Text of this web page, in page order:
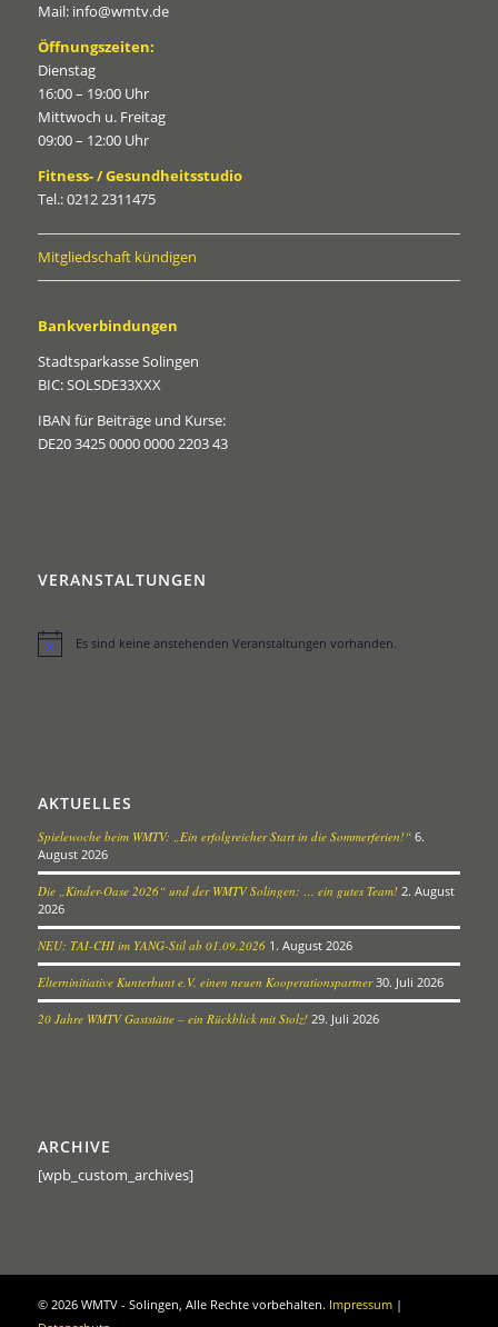
Mail: info@wmtv.de
Öffnungszeiten:
Dienstag
16:00 – 19:00 Uhr
Mittwoch u. Freitag
09:00 – 12:00 Uhr
Fitness- / Gesundheitsstudio
Tel.: 0212 2311475
Mitgliedschaft kündigen
Bankverbindungen
Stadtsparkasse Solingen
BIC: SOLSDE33XXX
IBAN für Beiträge und Kurse:
DE20 3425 0000 0000 2203 43
VERANSTALTUNGEN
HinweisEs sind keine anstehenden Veranstaltungen vorhanden.
AKTUELLES
Spielewoche beim WMTV: „Ein erfolgreicher Start in die Sommerferien!“ 6.
August 2026
Die „Kinder-Oase 2026“ und der WMTV Solingen: … ein gutes Team! 2. August
2026
NEU: TAI-CHI im YANG-Stil ab 01.09.2026 1. August 2026
Elterninitiative Kunterbunt e.V. einen neuen Kooperationspartner 30. Juli 2026
20 Jahre WMTV Gaststätte – ein Rückblick mit Stolz! 29. Juli 2026
ARCHIVE
[wpb_custom_archives]
© 2026 WMTV - Solingen, Alle Rechte vorbehalten. Impressum|